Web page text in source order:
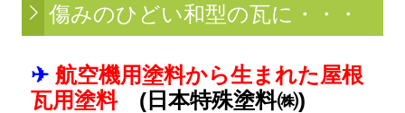
お客様の声
塗装 Q＆A
傷みのひどい和型の瓦に・・・
✈ 航空機用塗料から生まれた屋根
瓦用塗料(日本特殊塗料㈱)